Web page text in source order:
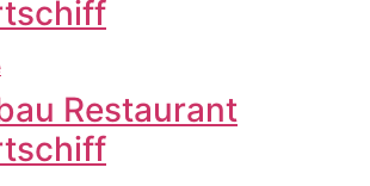
Restaurant